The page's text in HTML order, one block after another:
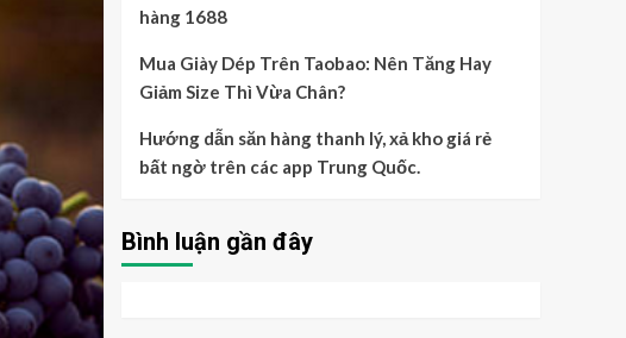
hàng 1688
Mua Giày Dép Trên Taobao: Nên Tăng Hay
Giảm Size Thì Vừa Chân?
Hướng dẫn săn hàng thanh lý, xả kho giá rẻ
bất ngờ trên các app Trung Quốc.
Bình luận gần đây